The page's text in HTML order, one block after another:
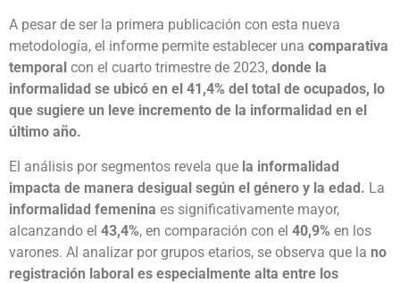
A pesar de ser la primera publicación con esta nueva
metodología, el informe permite establecer una comparativa
temporal con el cuarto trimestre de 2023, donde la
informalidad se ubicó en el 41,4% del total de ocupados, lo
que sugiere un leve incremento de la informalidad en el
último año.
El análisis por segmentos revela que la informalidad
impacta de manera desigual según el género y la edad. La
informalidad femenina es significativamente mayor,
alcanzando el 43,4%, en comparación con el 40,9% en los
varones. Al analizar por grupos etarios, se observa que la no
registración laboral es especialmente alta entre los